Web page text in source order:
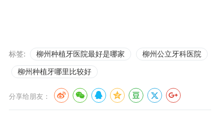
标签: 柳州种植牙医院最好是哪家 柳州公立牙科医院
柳州种植牙哪里比较好
分享给朋友：